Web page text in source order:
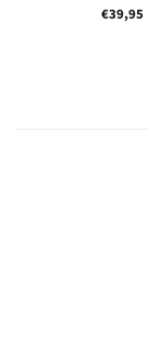
Normale
€39,95